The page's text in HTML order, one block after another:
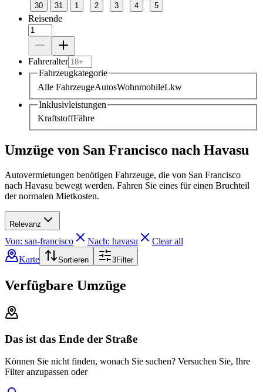
30
31 1 2 3 4 5
Reisende
Fahreralter
Fahrzeugkategorie
Alle FahrzeugeAutosWohnmobileLkw
Inklusivleistungen
KraftstoffFähre
Umzüge von San Francisco nach Havasu
Autovermietungen benötigen Fahrzeuge, die von San Francisco
nach Havasu bewegt werden. Fahren Sie eines für einen Bruchteil
der normalen Mietkosten.
Relevanz
Von: san-francisco Nach: havasu
Clear all
Karte
Sortieren 3Filter
Verfügbare Umzüge
Das ist das Ende der Straße
Können Sie nicht finden, wonach Sie suchen? Versuchen Sie, Ihre
Filter anzupassen oder